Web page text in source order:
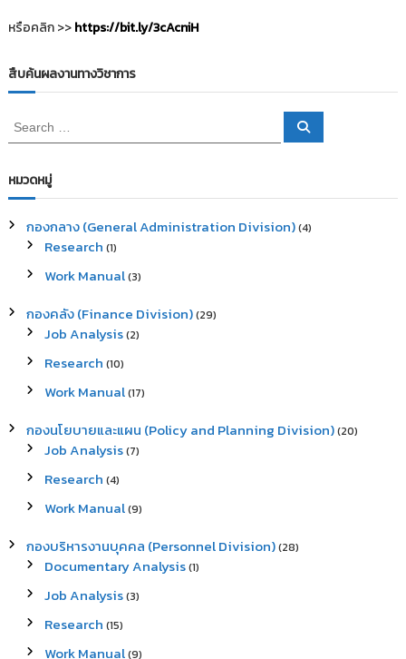
ล
ง
น
จั
ย
หรือคลิก >>https://bit.ly/3cAcniH
สืบค้นผลงานทางวิชาการ
e
r
c
f
S
หมวดหมู่
กองกลาง (General Administration Division)(4)
Research (1)
Work Manual(3)
กองคลัง (Finance Division)(29)
Job Analysis(2)
Research (10)
Work Manual(17)
กองนโยบายและแผน (Policy and Planning Division)(20)
Job Analysis(7)
Research (4)
Work Manual(9)
กองบริหารงานบุคคล (Personnel Division)(28)
Documentary Analysis(1)
Job Analysis(3)
Research (15)
Work Manual(9)